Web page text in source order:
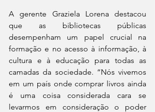
A gerente Graziela Lorena destacou
que as bibliotecas públicas
desempenham um papel crucial na
formação e no acesso à informação, à
cultura e à educação para todas as
camadas da sociedade. “Nós vivemos
em um país onde comprar livros ainda
é uma coisa considerada cara se
levarmos em consideração o poder